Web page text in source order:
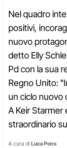
Nel quadro
positivi,
nuovo
detto Elly
Pd con la sua
Regno Unito:
un ciclo nuovo
A Keir Starmer
straordinario
A cura di Luca Pons